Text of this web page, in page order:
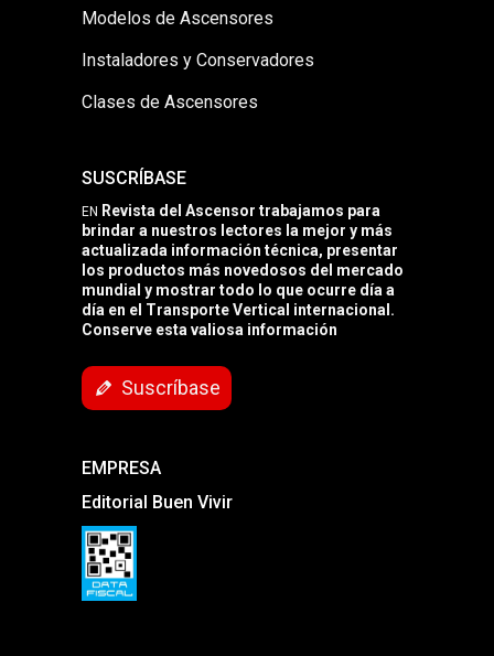
Modelos de Ascensores
Instaladores y Conservadores
Clases de Ascensores
SUSCRÍBASE
EN Revista del Ascensor trabajamos para
brindar a nuestros lectores la mejor y más
actualizada información técnica, presentar
los productos más novedosos del mercado
mundial y mostrar todo lo que ocurre día a
día en el Transporte Vertical internacional.
Conserve esta valiosa información
Suscríbase
EMPRESA
Editorial Buen Vivir